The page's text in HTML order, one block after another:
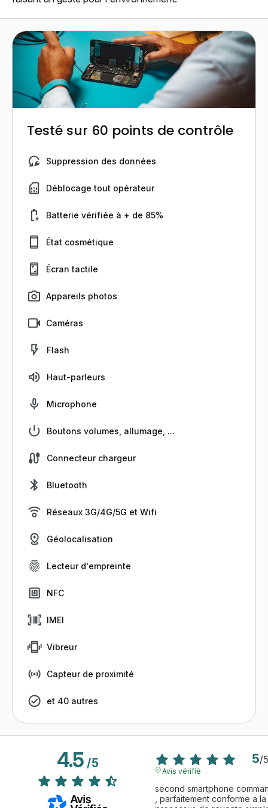
Testé sur 60 points de contrôle
Suppression des données
Déblocage tout opérateur
Batterie vérifiée à + de 85%
État cosmétique
Écran tactile
Appareils photos
Caméras
Flash
Haut-parleurs
Microphone
Boutons volumes, allumage, ...
Connecteur chargeur
Bluetooth
Réseaux 3G/4G/5G et Wifi
Géolocalisation
Lecteur d'empreinte
NFC
IMEI
Vibreur
Capteur de proximité
et 40 autres
4.5/5 5/5
Avis vérifié
second smartphone
, parfaitement conforme a